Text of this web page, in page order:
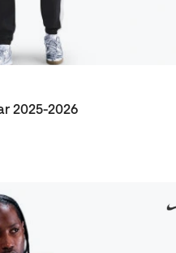
2025-2026